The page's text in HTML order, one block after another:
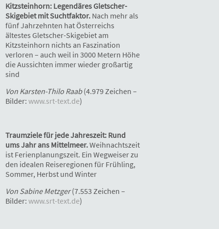
Kitzsteinhorn: Legendäres Gletscher-
Skigebiet mit Suchtfaktor. Nach mehr als
fünf Jahrzehnten hat Österreichs
ältestes Gletscher-Skigebiet am
Kitzsteinhorn nichts an Faszination
verloren – auch weil in 3000 Metern Höhe
die Aussichten immer wieder großartig
sind
Von Karsten-Thilo Raab(4.979 Zeichen –
Bilder: www.srt-text.de)
Traumziele für jede Jahreszeit: Rund
ums Jahr ans Mittelmeer.Weihnachtszeit
ist Ferienplanungszeit. Ein Wegweiser zu
den idealen Reiseregionen für Frühling,
Sommer, Herbst und Winter
Von Sabine Metzger(7.553 Zeichen –
Bilder: www.srt-text.de)